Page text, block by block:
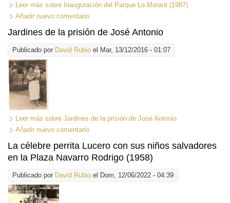
Leer más sobre Inauguración del Parque Lo Morant (1987)
Añadir nuevo comentario
Jardines de la prisión de José Antonio
Publicado por David Rubio el Mar, 13/12/2016 - 01:07
Leer más sobre Jardines de la prisión de José Antonio
Añadir nuevo comentario
La célebre perrita Lucero con sus niños salvadores
en la Plaza Navarro Rodrigo (1958)
Publicado por David Rubio el Dom, 12/06/2022 - 04:39